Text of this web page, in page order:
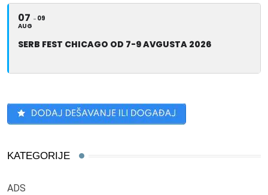
07
AUG
09
SERB FEST CHICAGO OD 7-9 AVGUSTA 2026
KATEGORIJE
ADS